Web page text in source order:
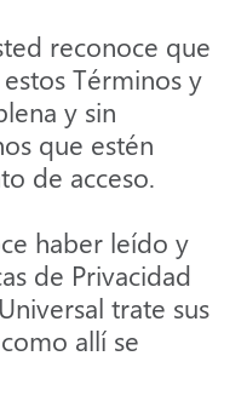
reconoce que
Términos y
y sin
que estén
de acceso.
haber leído y
de Privacidad
trate sus
allí se